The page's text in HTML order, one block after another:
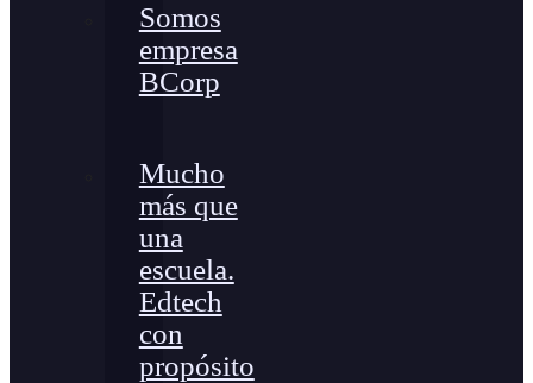
Somos
empresa
BCorp
Mucho
más que
una
escuela.
Edtech
con
propósito